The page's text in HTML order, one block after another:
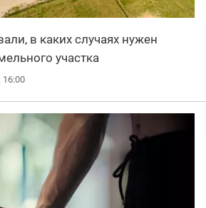
в каких случаях нужен
участка
16:00